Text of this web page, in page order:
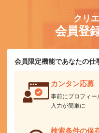
クリ
会員登
会員限定機能であなたの仕
カンタン応募
事前にプロフィ
入力が簡単に
検索条件の保